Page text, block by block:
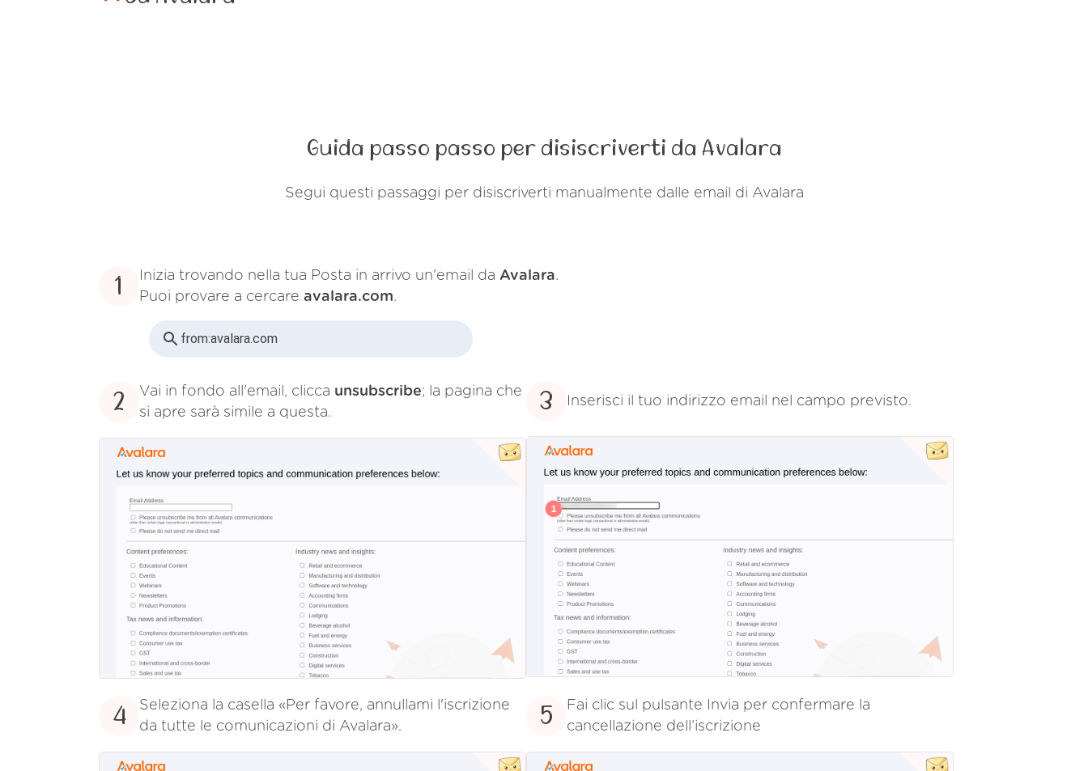
Guida passo passo per disiscriverti da Avalara
Segui questi passaggi per disiscriverti manualmente dalle email di Avalara
1 Inizia trovando nella tua Posta in arrivo un'email da Avalara.
Puoi provare a cercare avalara.com.
from:avalara.com
2 Vai in fondo all'email, clicca unsubscribe; la pagina che
si apre sarà simile a questa.
3 Inserisci il tuo indirizzo email nel campo previsto.
4
Seleziona la casella «Per favore, annullami l'iscrizione
da tutte le comunicazioni di Avalara».
5
Fai clic sul pulsante Invia per confermare la
cancellazione dell’iscrizione